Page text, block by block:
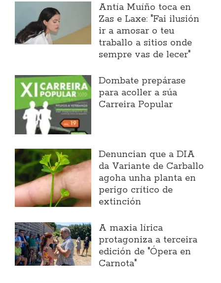
Antía Muíño toca en
Zas e Laxe: "Fai ilusión
ir a amosar o teu
traballo a sitios onde
sempre vas de lecer"
Dombate prepárase
para acoller a súa
Carreira Popular
Denuncian que a DIA
da Variante de Carballo
agoha unha planta en
perigo crítico de
extinción
A maxia lírica
protagoniza a terceira
edición de "Ópera en
Carnota"